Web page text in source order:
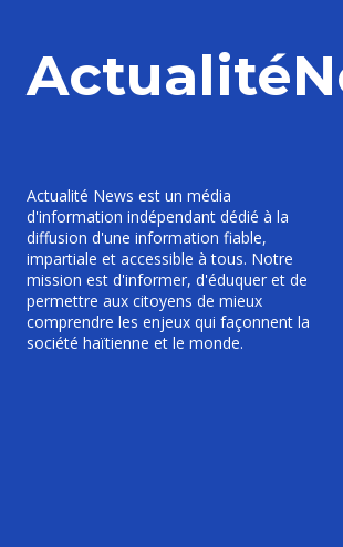
Actualité News est un média
d'information indépendant dédié à la
diffusion d'une information fiable,
impartiale et accessible à tous. Notre
mission est d'informer, d'éduquer et de
permettre aux citoyens de mieux
comprendre les enjeux qui façonnent la
société haïtienne et le monde.